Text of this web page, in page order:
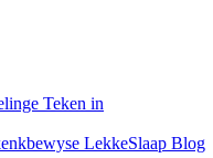
Teken in
LekkeSlaap Blog